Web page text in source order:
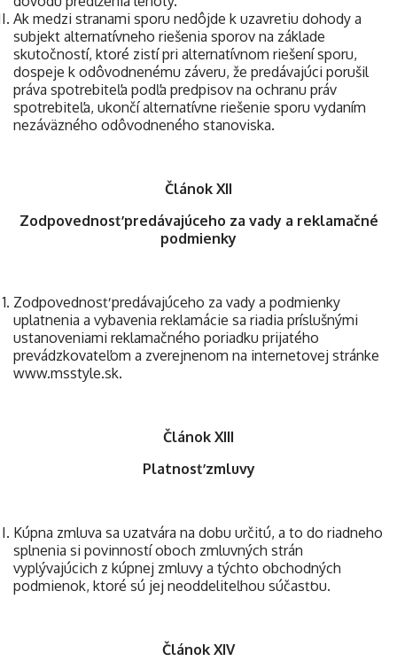
Ak medzi stranami sporu nedôjde k uzavretiu dohody a
subjekt alternatívneho riešenia sporov na základe
skutočností, ktoré zistí pri alternatívnom riešení sporu,
dospeje k odôvodnenému záveru, že predávajúci porušil
práva spotrebiteľa podľa predpisov na ochranu práv
spotrebiteľa, ukončí alternatívne riešenie sporu vydaním
nezáväzného odôvodneného stanoviska.
Článok XII
Zodpovednosť predávajúceho za vady a reklamačné
podmienky
Zodpovednosť predávajúceho za vady a podmienky
uplatnenia a vybavenia reklamácie sa riadia príslušnými
ustanoveniami reklamačného poriadku prijatého
prevádzkovateľom a zverejnenom na internetovej stránke
www.msstyle.sk.
Článok XIII
Platnosť zmluvy
Kúpna zmluva sa uzatvára na dobu určitú, a to do riadneho
splnenia si povinností oboch zmluvných strán
vyplývajúcich z kúpnej zmluvy a týchto obchodných
podmienok, ktoré sú jej neoddeliteľnou súčasťou.
Článok XIV